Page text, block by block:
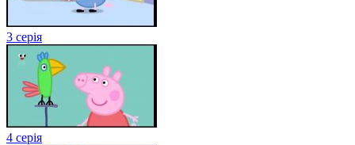
3 серія
4 серія